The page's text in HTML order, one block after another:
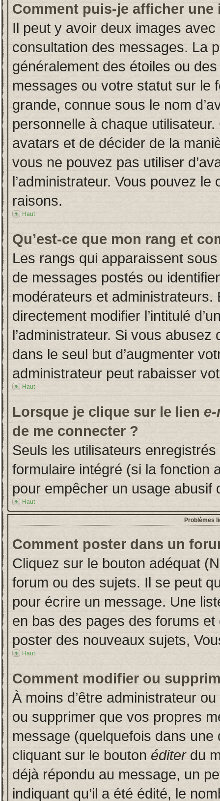
Comment puis-je afficher une
Il peut y avoir deux images
consultation des messages. La
généralement des étoiles ou
messages ou votre statut sur le
grande, connue sous le nom
personnelle à chaque utilisateur.
avatars et de décider de la
vous ne pouvez pas utiliser
l’administrateur. Vous pouvez
raisons.
Haut
Qu’est-ce que mon rang et
Les rangs qui apparaissent
de messages postés ou
modérateurs et
directement modifier l’intitulé
l’administrateur. Si vous
dans le seul but d’augmenter
administrateur peut rabaisser
Haut
Lorsque je clique sur le lien
de me connecter ?
Seuls les utilisateurs
formulaire intégré (si la fonction
pour empêcher un usage abusif
Haut
Problèmes
Comment poster dans un
Cliquez sur le bouton adéquat
forum ou des sujets. Il se peut
pour écrire un message. Une
en bas des pages des forums
poster des nouveaux sujets,
Haut
Comment modifier ou
À moins d’être administrateur
ou supprimer que vos propres
message (quelquefois dans
cliquant sur le bouton éditerdu
déjà répondu au message, un
indiquant qu’il a été édité, le